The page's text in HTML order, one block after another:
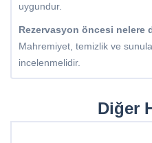
uygundur.
Rezervasyon öncesi nelere
Mahremiyet, temizlik ve
incelenmelidir.
Diğer